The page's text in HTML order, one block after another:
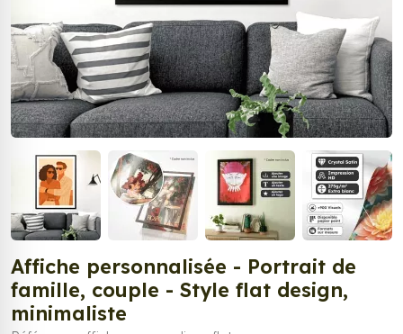
Affiche personnalisée - Portrait de
famille, couple - Style flat design,
minimaliste